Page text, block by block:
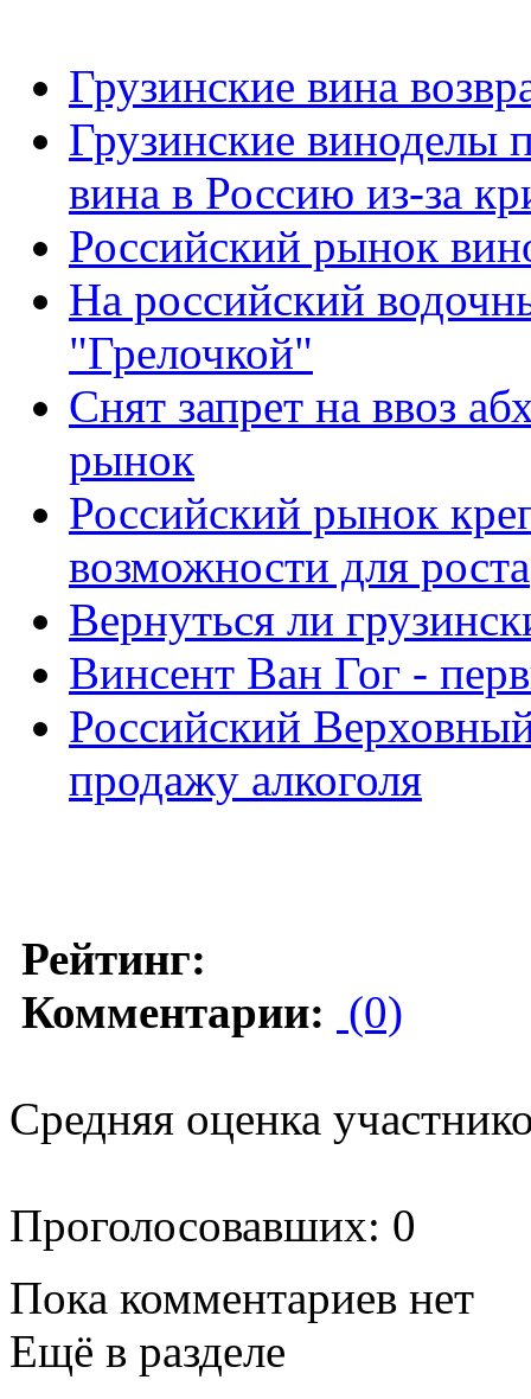
Грузинские вина
Грузинские виноделы
вина в Россию из-за
Российский рынок
На российский
"Грелочкой"
Снят запрет на ввоз
рынок
Российский рынок
возможности для роста
Вернуться ли
Винсент Ван Гог -
Российский
продажу алкоголя
Рейтинг:
Комментарии: (0)
Средняя оценка
Проголосовавших: 0
Пока комментариев нет
Ещё в разделе